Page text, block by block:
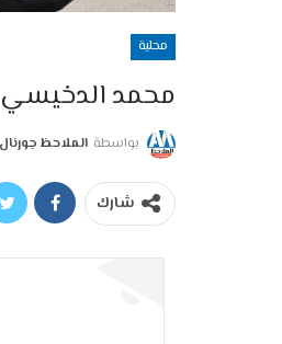
محلية
محمد الدخيسي
بواسطة الملاحظ جورنال
شارك